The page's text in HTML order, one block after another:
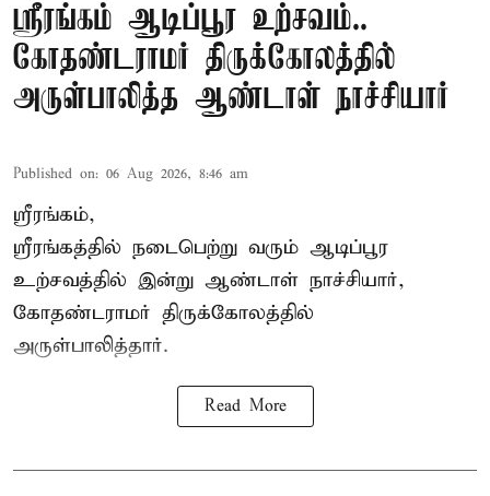
ஸ்ரீரங்கம் ஆடிப்பூர உற்சவம்..
கோதண்டராமர் திருக்கோலத்தில்
அருள்பாலித்த ஆண்டாள் நாச்சியார்
Published on: 06 Aug 2026, 8:46 am
ஸ்ரீரங்கம்,
ஸ்ரீரங்கத்தில் நடைபெற்று வரும் ஆடிப்பூர
உற்சவத்தில் இன்று ஆண்டாள் நாச்சியார்,
கோதண்டராமர் திருக்கோலத்தில்
அருள்பாலித்தார்.
Read More